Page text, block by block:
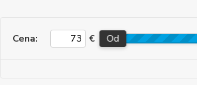
Cena: € Od